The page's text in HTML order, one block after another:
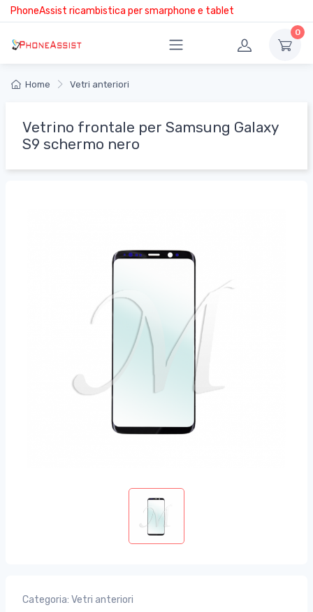
PhoneAssist ricambistica per smarphone e tablet
0
Home Vetri anteriori
Vetrino frontale per Samsung Galaxy
S9 schermo nero
Categoria: Vetri anteriori